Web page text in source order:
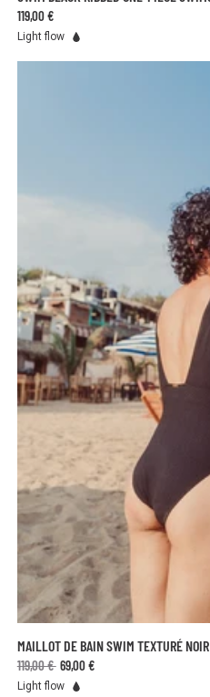
119,00 €
Light flow
MAILLOT DE BAIN SWIM TEXTURÉ NOIR
119,00 € 69,00 €
Light flow